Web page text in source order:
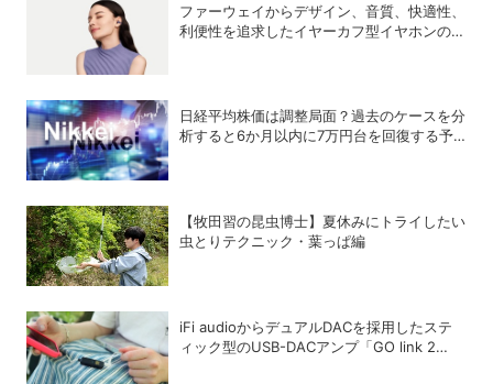
ファーウェイからデザイン、音質、快適性、
利便性を追求したイヤーカフ型イヤホンのフ
日経平均株価は調整局面？過去のケースを分
析すると6か月以内に7万円台を回復する予
【牧田習の昆虫博士】夏休みにトライしたい
虫とりテクニック・葉っぱ編
iFi audioからデュアルDACを採用したステ
ィック型のUSB-DACアンプ「GO link 2